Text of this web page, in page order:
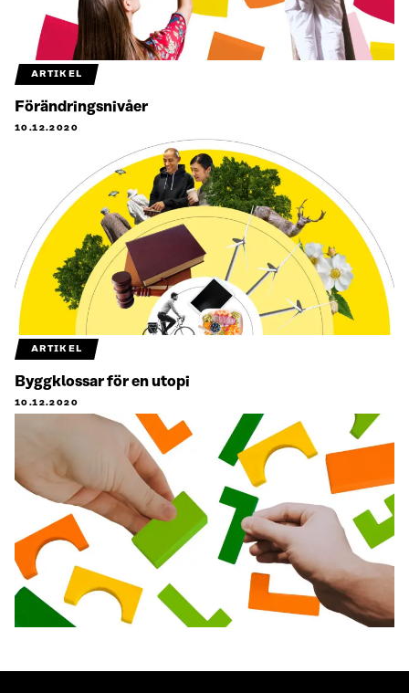
ARTIKEL
Förändringsnivåer
10.12.2020
ARTIKEL
Byggklossar för en utopi
10.12.2020